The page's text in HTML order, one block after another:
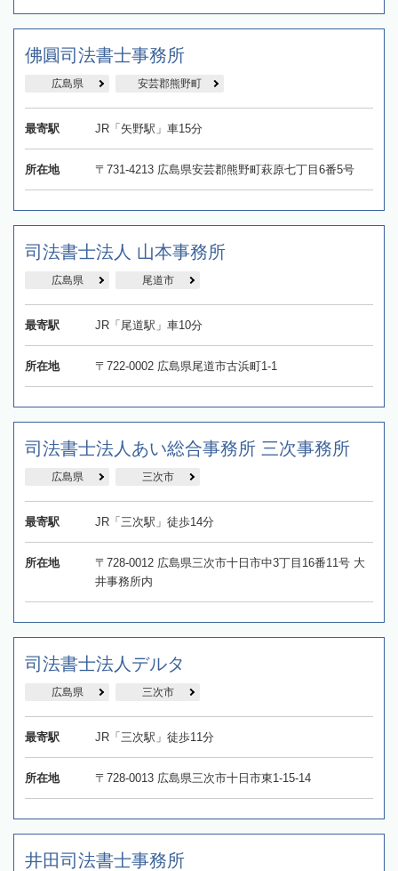
佛圓司法書士事務所
広島県 安芸郡熊野町
最寄駅 JR「矢野駅」車15分
所在地 〒731-4213 広島県安芸郡熊野町萩原七丁目6番5号
司法書士法人 山本事務所
広島県 尾道市
最寄駅 JR「尾道駅」車10分
所在地 〒722-0002 広島県尾道市古浜町1-1
司法書士法人あい総合事務所 三次事務所
広島県 三次市
最寄駅 JR「三次駅」徒歩14分
所在地
〒728-0012 広島県三次市十日市中3丁目16番11号 大
井事務所内
司法書士法人デルタ
広島県 三次市
最寄駅 JR「三次駅」徒歩11分
所在地 〒728-0013 広島県三次市十日市東1-15-14
井田司法書士事務所